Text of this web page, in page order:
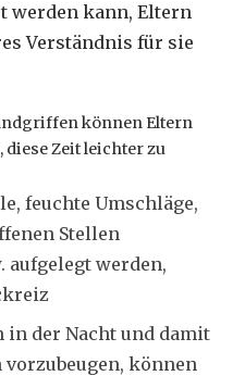
werden kann, Eltern
Verständnis für sie
können Eltern
Zeit leichter zu
feuchte Umschläge,
Stellen
aufgelegt werden,
in der Nacht und damit
vorzubeugen, können